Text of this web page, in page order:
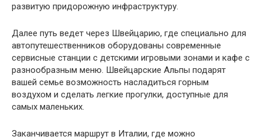
развитую придорожную инфраструктуру.
Далее путь ведет через Швейцарию, где специально для
автопутешественников оборудованы современные
сервисные станции с детскими игровыми зонами и кафе с
разнообразным меню. Швейцарские Альпы подарят
вашей семье возможность насладиться горным
воздухом и сделать легкие прогулки, доступные для
самых маленьких.
Заканчивается маршрут в Италии, где можно